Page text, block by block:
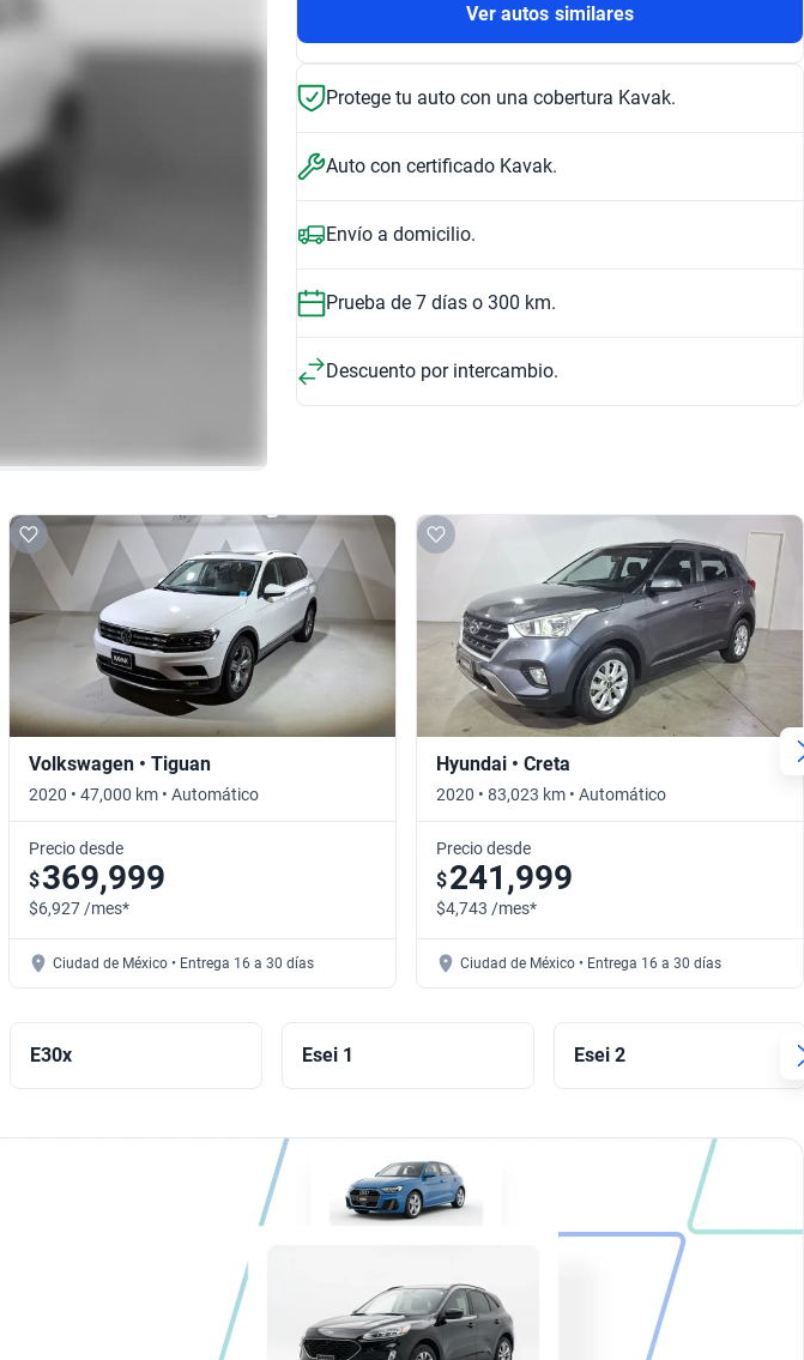
Ver autos similares
Protege tu auto con una cobertura Kavak.
Auto con certificado Kavak.
Envío a domicilio.
Prueba de 7 días o 300 km.
Descuento por intercambio.
Volkswagen • Tiguan
2020 • 47,000 km • Automático
Precio desde
$369,999
$6,927 /mes*
Ciudad de México • Entrega 16 a 30 días
Hyundai • Creta
2020 • 83,023 km • Automático
Precio desde
$241,999
$4,743 /mes*
Ciudad de México • Entrega 16 a 30 días
E30x Esei 1 Esei 2